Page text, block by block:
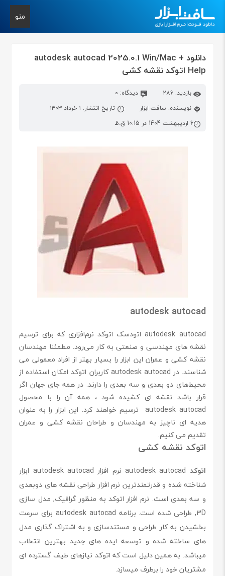
منو
دانلود autodesk autocad 2025.0.1 Win/Mac +
Help اتوکد نقشه کشی
بازدید: 286
دیدگاه: 0
نویسنده: سافت ابزار
تاریخ انتشار: ۱ خرداد ۱۴۰۳
6 اردیبهشت 1404 در 10:15 ق.ظ
autodesk autocad
autodesk autocad اتودسک اتوکد نرم‌افزاری که برای ترسیم
نقشه های مهندسی و صنعتی به کار می‌رود. مطمئنا مهندسان
نقشه کشی و عمران این ابزار را بسیار بهتر از افراد معمولی می
شناسند. در autodesk autocad کاربران اتوکد امکان استفاده از
محیط‌های دو بعدی و سه بعدی را دارند. در همه جای جهان اگر
قرار باشد نقشه ای کشیده شود ، همه آن را با محصول
autodesk autocad ترسیم خواهند کرد. این ابزار را به عنوان
هدیه ای ناچیز به مهندسان و طراحان نقشه کشی و عمران
تقدیم می کنیم.
اتوکد نقشه کشی
اتوکد
autodesk autocad نرم افزار autodesk autocad ابزار
شناخته شده و قدرتمندترین نرم افزار طراحی نقشه های دوبعدی
و سه بعدی است. نرم افزار اتوکد به منظور گرافیک, مدل سازی
3D, طراحی شده است. برنامه autodesk autocad برای سرعت
بخشیدن به کار طراحی و مستندسازی و به اشتراک گذاری مدل
های ساخته شده و توسعه ایده های جدید بهترین انتخاب
میباشد. به همین دلیل است که اتوکد نیازهای طیف گسترده ای
مشتریان خود را برطرف میسازد.